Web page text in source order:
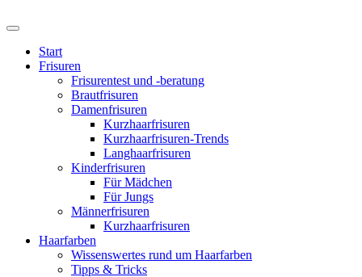
Start
Frisuren
Frisurentest und -beratung
Brautfrisuren
Damenfrisuren
Kurzhaarfrisuren
Kurzhaarfrisuren-Trends
Langhaarfrisuren
Kinderfrisuren
Für Mädchen
Für Jungs
Männerfrisuren
Kurzhaarfrisuren
Haarfarben
Wissenswertes rund um Haarfarben
Tipps & Tricks